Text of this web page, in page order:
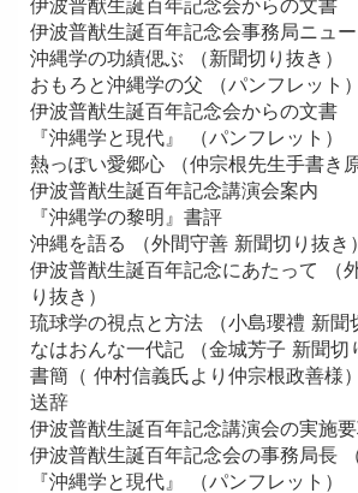
伊波普猷生誕百年記念会事務局ニュ
沖縄学の功績偲ぶ （新聞切り抜き）
おもろと沖縄学の父 （パンフレット）
伊波普猷生誕百年記念会からの文書
『沖縄学と現代』 （パンフレット）
熱っぽい愛郷心 （仲宗根先生手書き原
伊波普猷生誕百年記念講演会案内
『沖縄学の黎明』書評
沖縄を語る （外間守善 新聞切り抜き）
伊波普猷生誕百年記念にあたって （
り抜き）
琉球学の視点と方法 （小島瓔禮 新聞
なはおんな一代記 （金城芳子 新聞切
書簡（ 仲村信義氏より仲宗根政善様）
送辞
伊波普猷生誕百年記念講演会の実施
伊波普猷生誕百年記念会の事務局長
『沖縄学と現代』 （パンフレット）